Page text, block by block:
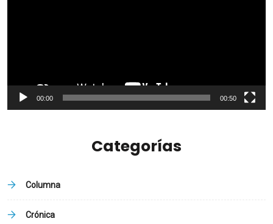
00:00 00:50
Categorías
Columna
Crónica